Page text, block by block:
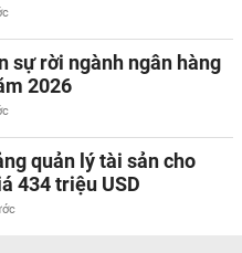
sự rời ngành ngân hàng
2026
quản lý tài sản cho
434 triệu USD